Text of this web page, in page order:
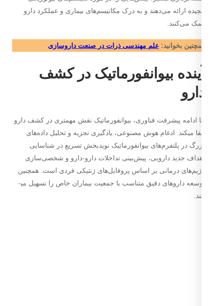
ارائه می‌دهند و به درک مکانیسم‌های بیماری و عملکرد دارو
می‌کنند.
بخوانید:علم مهندسی ذرات در صنعت داروسازی
بیوانفورماتیک در کشف
ادامه پیشرفت فناوری، بیوانفورماتیک نقش مهم­تری در کشف دارو
می­کند. ادغام هوش مصنوعی، یادگیری تجزیه و تحلیل داده‌های
در پلتفرم‌های بیوانفورماتیک نویدبخش تسریع در شناسایی
جدید دارویی، پیش‌بینی تداخلات دارو-دارو و شخصی‌سازی
درمانی بر اساس پروفایل‌های ژنتیکی فردی است. همچنین
توسعه داروهای دقیق متناسب با جمعیت بیماران خاص را تسهیل می­